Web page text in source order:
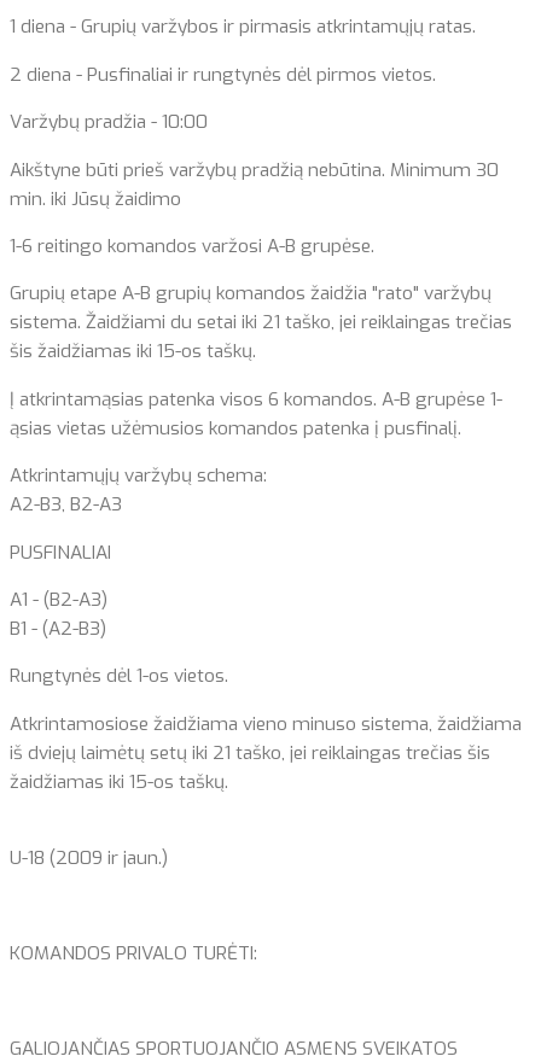
1 diena - Grupių varžybos ir pirmasis atkrintamųjų ratas.
2 diena - Pusfinaliai ir rungtynės dėl pirmos vietos.
Varžybų pradžia - 10:00
Aikštyne būti prieš varžybų pradžią nebūtina. Minimum 30
min. iki Jūsų žaidimo
1-6 reitingo komandos varžosi A-B grupėse.
Grupių etape A-B grupių komandos žaidžia "rato" varžybų
sistema. Žaidžiami du setai iki 21 taško, jei reiklaingas trečias
šis žaidžiamas iki 15-os taškų.
Į atkrintamąsias patenka visos 6 komandos. A-B grupėse 1-
ąsias vietas užėmusios komandos patenka į pusfinalį.
Atkrintamųjų varžybų schema:
A2-B3, B2-A3
PUSFINALIAI
A1 - (B2-A3)
B1 - (A2-B3)
Rungtynės dėl 1-os vietos.
Atkrintamosiose žaidžiama vieno minuso sistema, žaidžiama
iš dviejų laimėtų setų iki 21 taško, jei reiklaingas trečias šis
žaidžiamas iki 15-os taškų.
U-18 (2009 ir jaun.)
KOMANDOS PRIVALO TURĖTI:
GALIOJANČIAS SPORTUOJANČIO ASMENS SVEIKATOS